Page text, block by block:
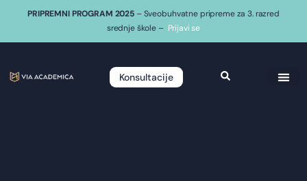
PRIPREMNI PROGRAM 2025 – Sveobuhvatne pripreme za 3. razred
srednje škole – Prijavi se
Konsultacije